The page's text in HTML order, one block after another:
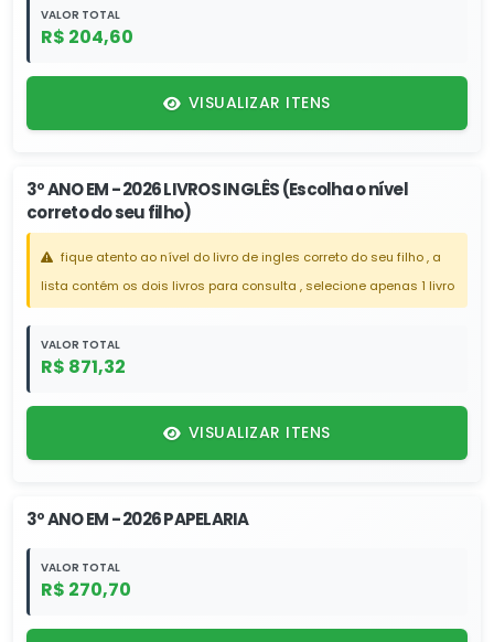
VALOR TOTAL
R$ 204,60
VISUALIZAR ITENS
3º ANO EM - 2026 LIVROS INGLÊS (Escolha o nível
correto do seu filho)
fique atento ao nível do livro de ingles correto do seu filho , a
lista contém os dois livros para consulta , selecione apenas 1 livro
VALOR TOTAL
R$ 871,32
VISUALIZAR ITENS
3º ANO EM - 2026 PAPELARIA
VALOR TOTAL
R$ 270,70